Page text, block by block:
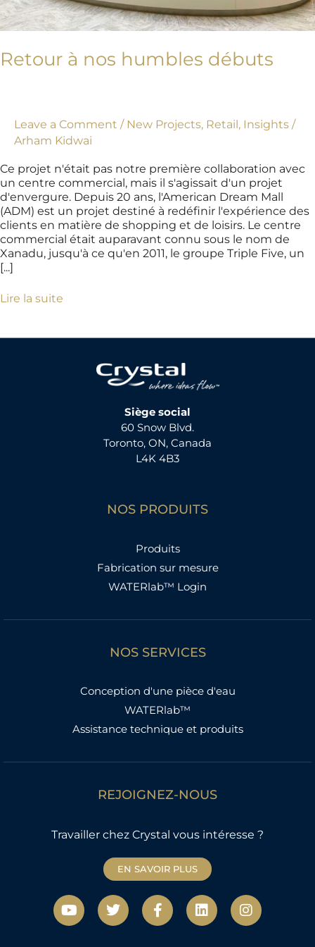
Retour à nos humbles débuts
Leave a Comment / New Projects, Retail, Insights /
Arham Kidwai
Ce projet n'était pas notre première collaboration avec
un centre commercial, mais il s'agissait d'un projet
d'envergure. Depuis 20 ans, l'American Dream Mall
(ADM) est un projet destiné à redéfinir l'expérience des
clients en matière de shopping et de loisirs. Le centre
commercial était auparavant connu sous le nom de
Xanadu, jusqu'à ce qu'en 2011, le groupe Triple Five, un
[...]
Lire la suite
Siège social
60 Snow Blvd.
Toronto, ON, Canada
L4K 4B3
NOS PRODUITS
Produits
Fabrication sur mesure
WATERlab™ Login
NOS SERVICES
Conception d'une pièce d'eau
WATERlab™
Assistance technique et produits
REJOIGNEZ-NOUS
Travailler chez Crystal vous intéresse ?
EN SAVOIR PLUS
Y
o
u
T
w
i
F
a
c
L
i
n
I
n
s